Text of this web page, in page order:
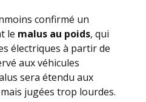
confirmé un
le malus au poids, qui
électriques à partir de
aux véhicules
sera étendu aux
jugées trop lourdes.